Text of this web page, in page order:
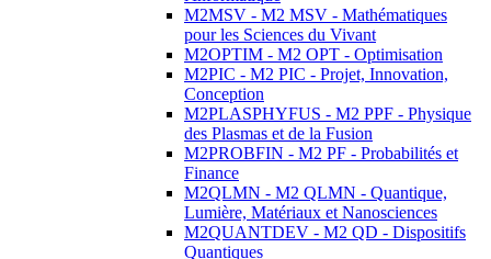
M2MSV - M2 MSV - Mathématiques
pour les Sciences du Vivant
M2OPTIM - M2 OPT - Optimisation
M2PIC - M2 PIC - Projet, Innovation,
Conception
M2PLASPHYFUS - M2 PPF - Physique
des Plasmas et de la Fusion
M2PROBFIN - M2 PF - Probabilités et
Finance
M2QLMN - M2 QLMN - Quantique,
Lumière, Matériaux et Nanosciences
M2QUANTDEV - M2 QD - Dispositifs
Quantiques